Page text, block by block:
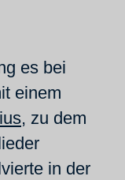
es bei
einem
, zu dem
in der